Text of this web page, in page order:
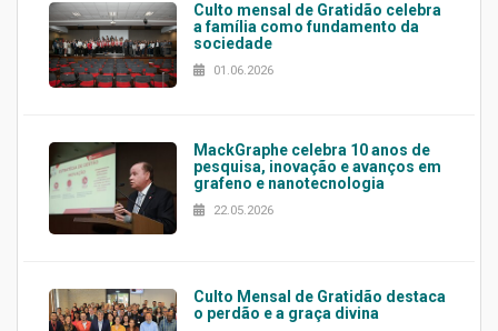
Culto mensal de Gratidão celebra
a família como fundamento da
sociedade
01.06.2026
MackGraphe celebra 10 anos de
pesquisa, inovação e avanços em
grafeno e nanotecnologia
22.05.2026
Culto Mensal de Gratidão destaca
o perdão e a graça divina